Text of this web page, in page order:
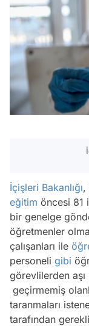
İçişleri Bakanlığı,
eğitim öncesi 81
bir genelge
öğretmenler
çalışanları ile
personeli gibi
görevlilerden
geçirmemiş
taranmaları
tarafından